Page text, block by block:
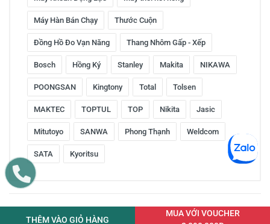
Máy Hàn Bán Chạy Thước Cuộn
Đồng Hồ Đo Vạn Năng Thang Nhôm Gấp - Xếp
Bosch Hồng Ký Stanley Makita NIKAWA
POONGSAN Kingtony Total Tolsen
MAKTEC TOPTUL TOP Nikita Jasic
Mitutoyo SANWA Phong Thạnh Weldcom
SATA Kyoritsu
Copyright © 2016 by ketnoitieudung.vn. All rights reserved
THÊM VÀO GIỎ HÀNG
MUA VỚI VOUCHER